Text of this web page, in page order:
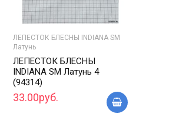
ЛЕПЕСТОК БЛЕСНЫ INDIANA SM
Латунь
ЛЕПЕСТОК БЛЕСНЫ
INDIANA SM Латунь 4
(94314)
33.00руб.